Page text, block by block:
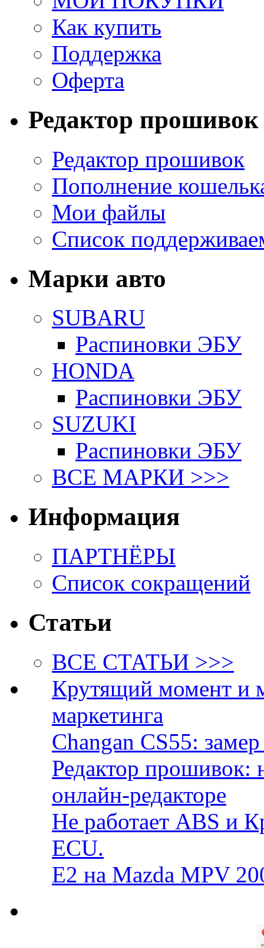
Как купить
Поддержка
Оферта
Редактор прошивок
Редактор прошивок
Пополнение
Мои файлы
Список
Марки авто
SUBARU
Распиновки ЭБУ
HONDA
Распиновки ЭБУ
SUZUKI
Распиновки ЭБУ
ВСЕ МАРКИ >>>
Информация
ПАРТНЁРЫ
Список сокращений
Статьи
ВСЕ СТАТЬИ >>>
Крутящий момент и
маркетинга
Changan CS55:
Редактор прошивок:
онлайн-редакторе
Не работает ABS и
ECU.
E2 на Mazda MPV